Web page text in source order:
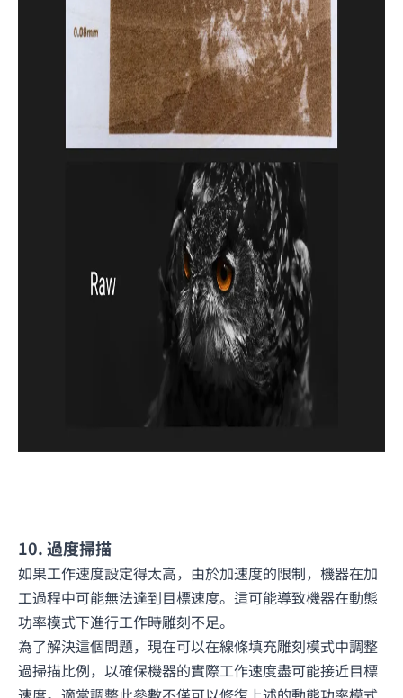
10. 過度掃描
如果工作速度設定得太高，由於加速度的限制，機器在加
工過程中可能無法達到目標速度。這可能導致機器在動態
功率模式下進行工作時雕刻不足。
為了解決這個問題，現在可以在線條填充雕刻模式中調整
過掃描比例，以確保機器的實際工作速度盡可能接近目標